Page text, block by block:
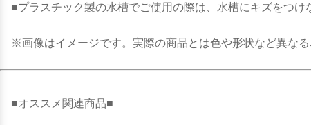
■プラスチック製の水槽でご使用の際は、水槽にキズをつけ
※画像はイメージです。実際の商品とは色や形状など異なる
■オススメ関連商品■